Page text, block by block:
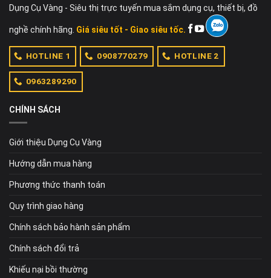
Dụng Cụ Vàng - Siêu thị trực tuyến mua sắm dụng cụ, thiết bị, đồ
nghề chính hãng. Giá siêu tốt - Giao siêu tốc.
HOTLINE 1 0908770279 HOTLINE 2
0963289290
CHÍNH SÁCH
Giới thiệu Dụng Cụ Vàng
Hướng dẫn mua hàng
Phương thức thanh toán
Quy trình giao hàng
Chính sách bảo hành sản phẩm
Chính sách đổi trả
Khiếu nại bồi thường